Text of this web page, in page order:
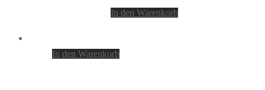
In den Warenkorb
In den Warenkorb